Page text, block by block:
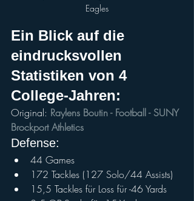
Eagles
Ein Blick auf die
eindrucksvollen
Statistiken von 4
College-Jahren:
Original: Raylens Boutin - Football - SUNY
Brockport Athletics
Defense:
44 Games
172 Tackles (127 Solo/44 Assists)
15,5 Tackles für Loss für -46 Yards